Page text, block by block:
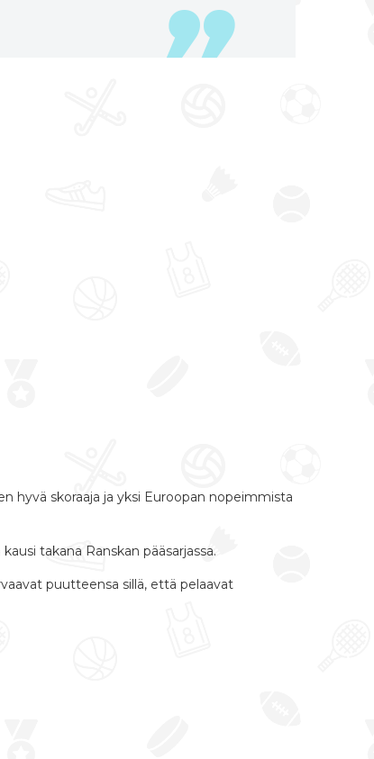
hyvä skoraaja ja yksi Euroopan nopeimmista
takana Ranskan pääsarjassa.
puutteensa sillä, että pelaavat